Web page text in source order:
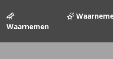
Waarnemen